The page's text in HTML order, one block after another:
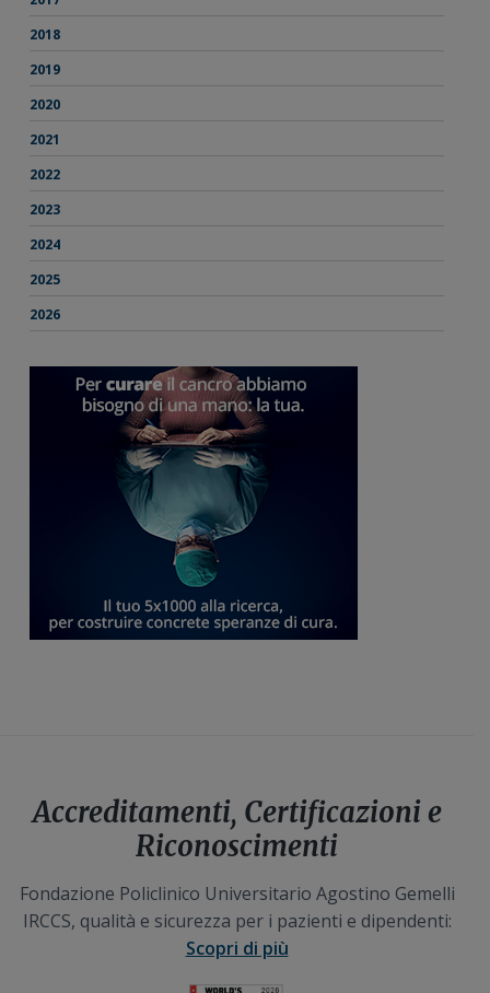
2018
2019
2020
2021
2022
2023
2024
2025
2026
Accreditamenti, Certificazioni e
Riconoscimenti
Fondazione Policlinico Universitario Agostino Gemelli
IRCCS, qualità e sicurezza per i pazienti e dipendenti:
Scopri di più